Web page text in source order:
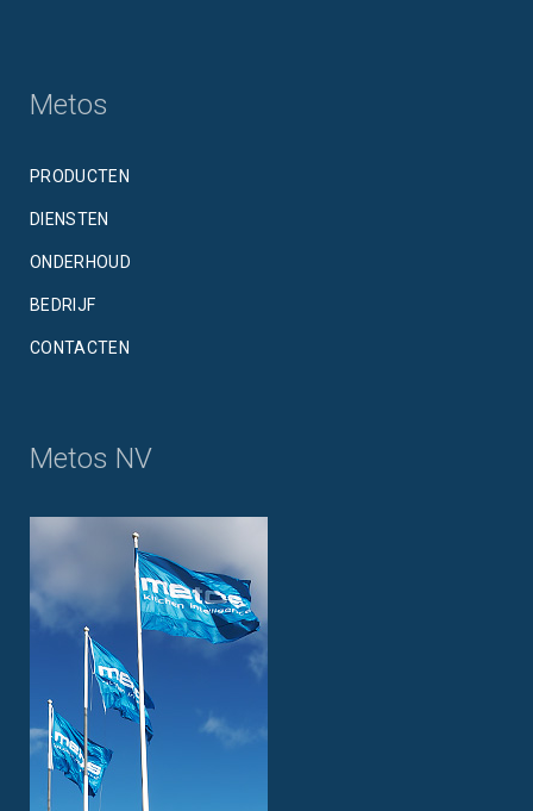
Metos
PRODUCTEN
DIENSTEN
ONDERHOUD
BEDRIJF
CONTACTEN
Metos NV